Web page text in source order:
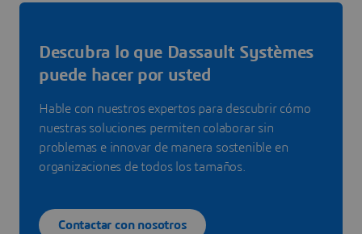
Descubra lo que Dassault Systèmes
puede hacer por usted
Hable con nuestros expertos para descubrir cómo
nuestras soluciones permiten colaborar sin
problemas e innovar de manera sostenible en
organizaciones de todos los tamaños.
Contactar con nosotros